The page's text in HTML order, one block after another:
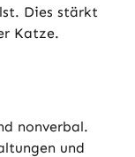
Dies stärkt
Katze.
nonverbal.
und